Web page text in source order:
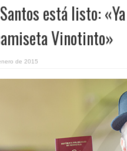
está listo:
Vinotinto»
de 2015